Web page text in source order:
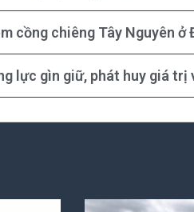
cồng chiêng Tây Nguyên ở
lực gìn giữ, phát huy giá